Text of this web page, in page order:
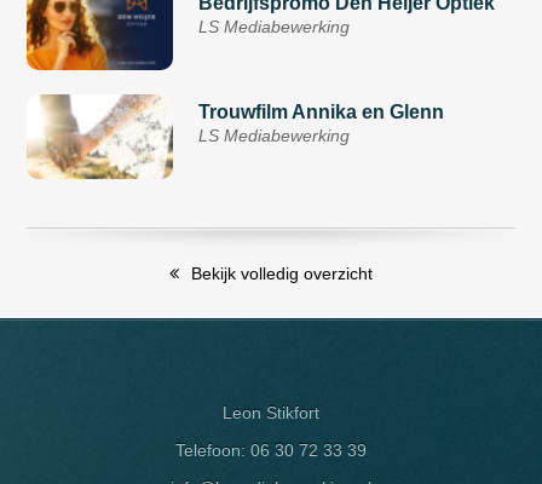
LS Mediabewerking
Trouwfilm Annika en Glenn
LS Mediabewerking
Bekijk volledig overzicht
Leon Stikfort
Telefoon: 06 30 72 33 39